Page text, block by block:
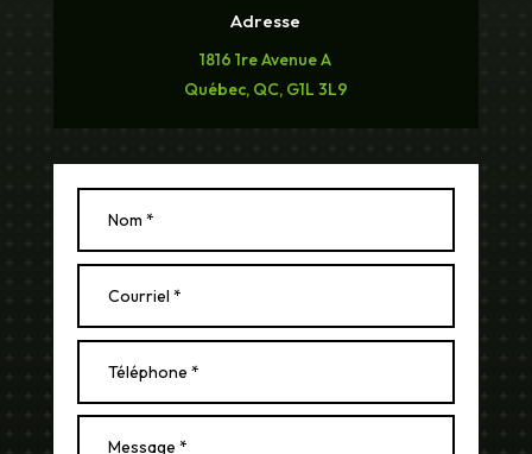
Adresse
1816 1re Avenue A
Québec, QC, G1L 3L9